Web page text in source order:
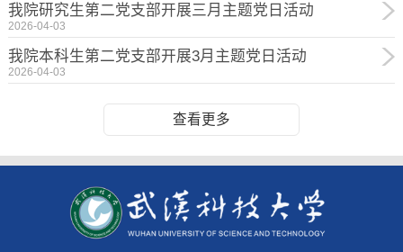
我院研究生第二党支部开展三月主题党日活动
2026-04-03
我院本科生第二党支部开展3月主题党日活动
2026-04-03
查看更多